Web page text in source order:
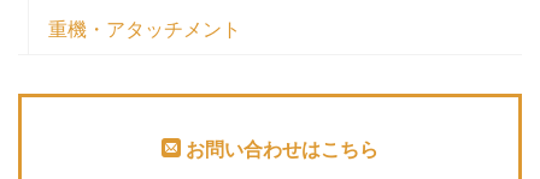
重機・アタッチメント
お問い合わせはこちら